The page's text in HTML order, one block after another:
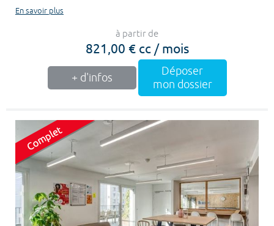
En savoir plus
à partir de
821,00 € cc / mois
+ d'infos
Déposer
mon dossier